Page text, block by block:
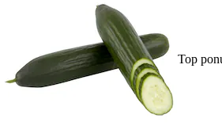
Top